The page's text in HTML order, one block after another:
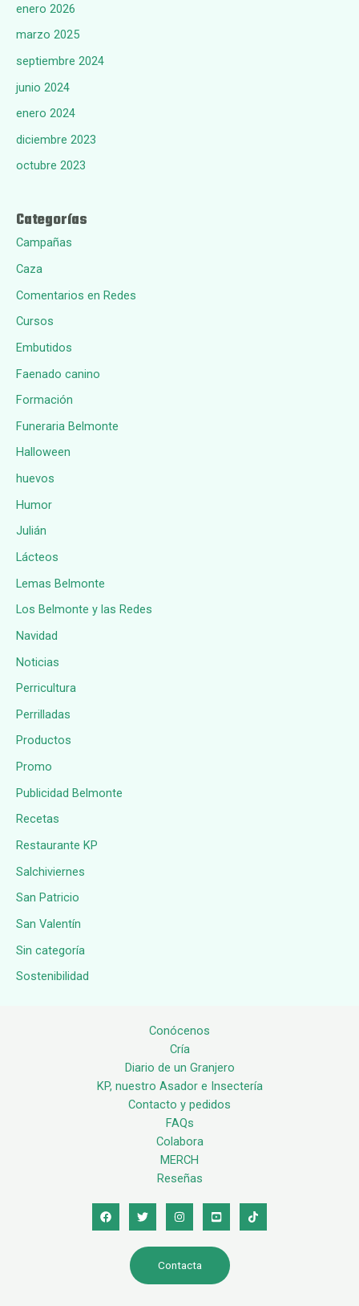
enero 2026
marzo 2025
septiembre 2024
junio 2024
enero 2024
diciembre 2023
octubre 2023
Categorías
Campañas
Caza
Comentarios en Redes
Cursos
Embutidos
Faenado canino
Formación
Funeraria Belmonte
Halloween
huevos
Humor
Julián
Lácteos
Lemas Belmonte
Los Belmonte y las Redes
Navidad
Noticias
Perricultura
Perrilladas
Productos
Promo
Publicidad Belmonte
Recetas
Restaurante KP
Salchiviernes
San Patricio
San Valentín
Sin categoría
Sostenibilidad
Conócenos
Cría
Diario de un Granjero
KP, nuestro Asador e Insectería
Contacto y pedidos
FAQs
Colabora
MERCH
Reseñas
Contacta